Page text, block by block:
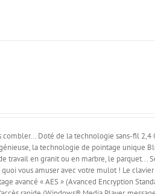
Doté de la technologie sans-fil 2,4
la technologie de pointage unique
travail en granit ou en marbre, le parquet...
vous amuser avec votre mulot ! Le
avancé « AES » (Avanced Encryption